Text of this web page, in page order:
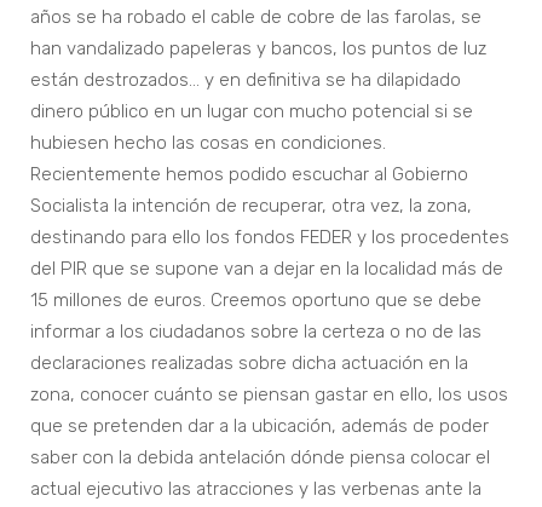
años se ha robado el cable de cobre de las farolas, se
han vandalizado papeleras y bancos, los puntos de luz
están destrozados… y en definitiva se ha dilapidado
dinero público en un lugar con mucho potencial si se
hubiesen hecho las cosas en condiciones.
Recientemente hemos podido escuchar al Gobierno
Socialista la intención de recuperar, otra vez, la zona,
destinando para ello los fondos FEDER y los procedentes
del PIR que se supone van a dejar en la localidad más de
15 millones de euros. Creemos oportuno que se debe
informar a los ciudadanos sobre la certeza o no de las
declaraciones realizadas sobre dicha actuación en la
zona, conocer cuánto se piensan gastar en ello, los usos
que se pretenden dar a la ubicación, además de poder
saber con la debida antelación dónde piensa colocar el
actual ejecutivo las atracciones y las verbenas ante la